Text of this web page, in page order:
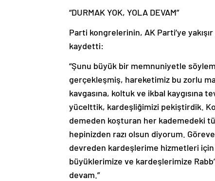
“DURMAK YOK, YOLA DEVAM”
Parti kongrelerinin, AK Parti’ye
kaydetti:
“Şunu büyük bir memnuniyetle
gerçekleşmiş, hareketimiz bu zorlu
kavgasına, koltuk ve ikbal kaygısına
yücelttik, kardeşliğimizi pekiştirdik.
demeden koşturan her kademedeki
hepinizden razı olsun diyorum.
devreden kardeşlerime hizmetleri
büyüklerimize ve kardeşlerimize
devam.”